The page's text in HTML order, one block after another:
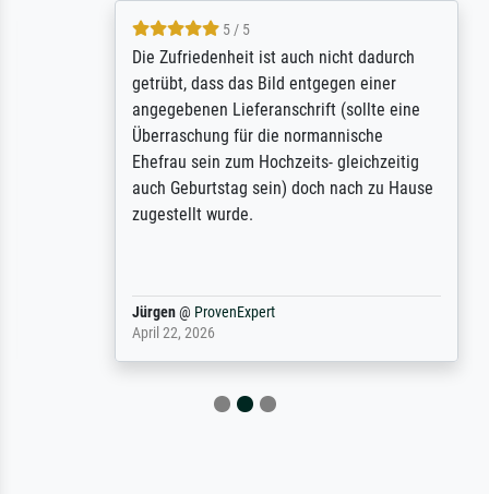
5 / 5
Die Zufriedenheit ist auch nicht dadurch
getrübt, dass das Bild entgegen einer
angegebenen Lieferanschrift (sollte eine
Überraschung für die normannische
Ehefrau sein zum Hochzeits- gleichzeitig
auch Geburtstag sein) doch nach zu Hause
zugestellt wurde.
Jürgen@ProvenExpert
April 22, 2026